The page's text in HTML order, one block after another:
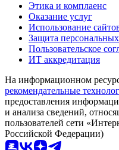
Этика и комплаенс
Оказание услуг
Использование
Защита
Пользовательское
ИТ аккредитация
На информационном
рекомендательные
предоставления
и анализа сведений,
пользователей сети
Российской Федерации)